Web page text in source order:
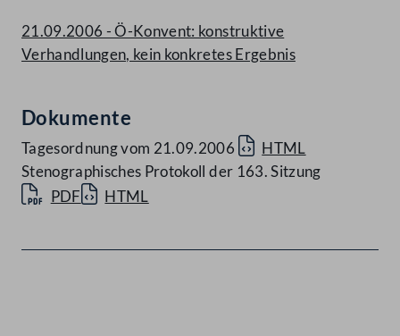
21.09.2006 - Ö-Konvent: konstruktive
Verhandlungen, kein konkretes Ergebnis
Dokumente
Tagesordnung vom 21.09.2006
HTML
Stenographisches Protokoll der 163. Sitzung
PDF
HTML